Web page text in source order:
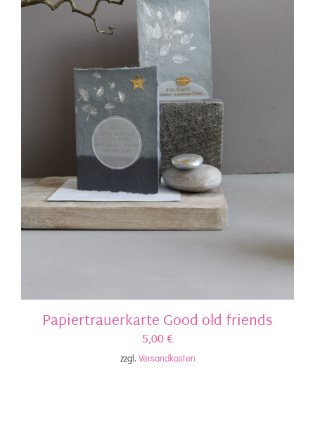
Papiertrauerkarte Good old friends
5,00€
zzgl. Versandkosten